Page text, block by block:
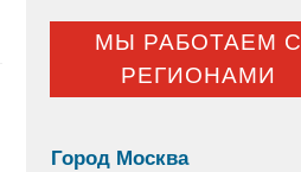
МЫ РАБОТАЕМ С
РЕГИОНАМИ
Город Москва